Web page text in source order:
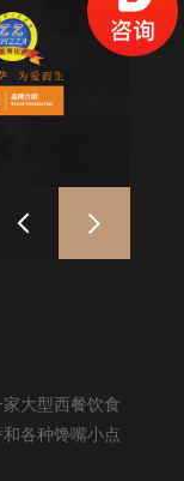
大型西餐饮食
各种馋嘴小点